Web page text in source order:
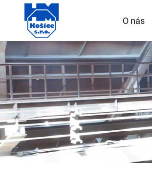
O nás